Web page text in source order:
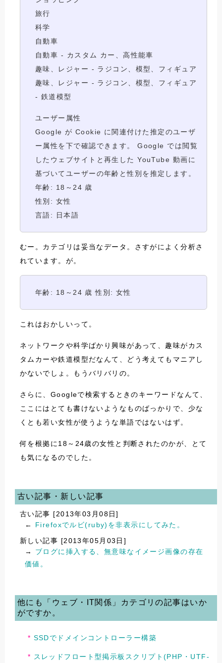
旅行
科学
自動車
自動車 - カスタム カー、高性能車
趣味、レジャー - ラジコン、模型、フィギュア
趣味、レジャー - ラジコン、模型、フィギュア
- 鉄道模型
ユーザー属性
Google が Cookie に関連付けた推定のユーザ
ー属性を下で確認できます。 Google では閲覧
したウェブサイトと再生した YouTube 動画に
基づいてユーザーの年齢と性別を推定します。
年齢: 18～24 歳
性別: 女性
言語: 日本語
むー。カテゴリは妥当なデータ。さすがによく分析さ
れています。が。
年齢: 18～24 歳 性別: 女性
これはおかしいって。
ネットワークや科学ばかり興味があって、趣味がカス
タムカーや鉄道模型だなんて、どう考えてもマニアし
かないでしょ。もうバリバリの。
さらに、Googleで検索するときのキーワードなんて、
ここにはとても書けないようなものばっかりで、少な
くとも若い女性が使うような単語ではないはず。
何を根拠に18～24歳の女性と判断されたのかが、とて
も気になるのでした。
古い記事・新しい記事
古い記事 [2013年03月08日]
← Firefoxでルビ(ruby)を非表示にしてみた。
新しい記事 [2013年05月03日]
→ ブログに挿入する、無意味なイメージ画像の存在
価値。
他にも「ウェブ・IT関係」カテゴリの記事はいか
がですか。
SSDでドメインコントローラー構築
スレッドフロート型掲示板スクリプト(PHP・UTF-